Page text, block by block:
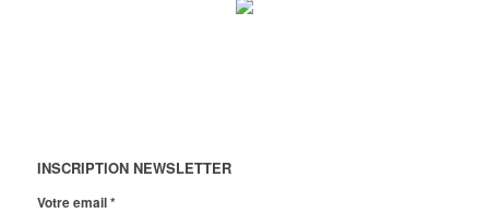
INSCRIPTION NEWSLETTER
Votre email*